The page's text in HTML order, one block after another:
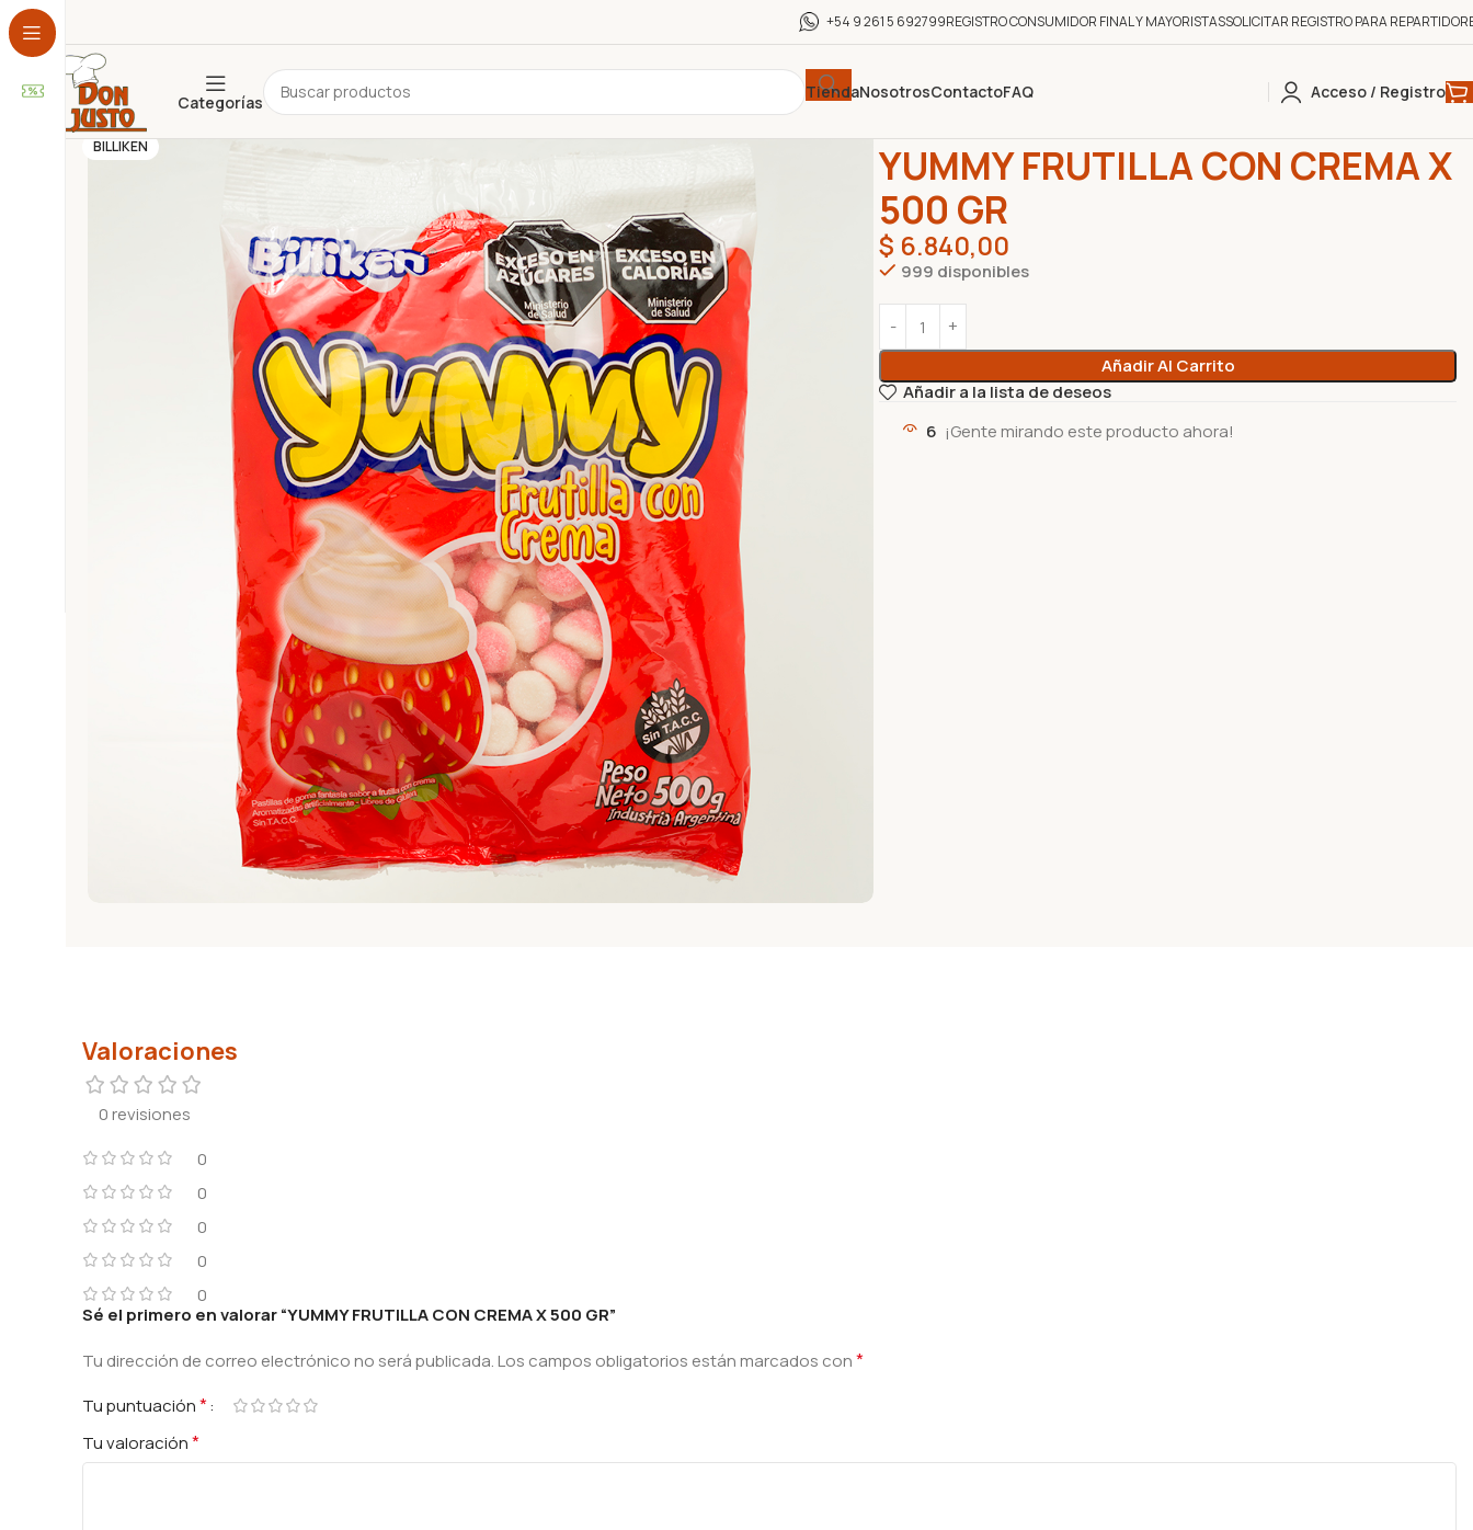
ADEREZOS
ALFAJORES
ARTESANAL
BEBIDA
GALLETAS
+54 9 261 5 692799REGISTRO CONSUMIDOR FINAL Y MAYORISTASSOLICITAR REGISTRO PARA
Categorías
TiendaNosotrosContactoFAQ Acceso / Registro
BILLIKEN
YUMMY FRUTILLA CON CREMA X
500 GR
$ 6.840,00
999 disponibles
Añadir Al Carrito
Añadir a la lista de deseos
6 ¡Gente mirando este producto ahora!
Valoraciones
0 revisiones
0
0
0
0
0
Sé el primero en valorar “YUMMY FRUTILLA CON CREMA X 500 GR”
Tu dirección de correo electrónico no será publicada.Los campos obligatorios están marcados con*
Tu puntuación*
Tu valoración*